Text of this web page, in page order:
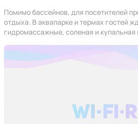
Помимо бассейнов, для посетителей
отдыха. В аквапарке и термах гостей
гидромассажные, соленая и купальная